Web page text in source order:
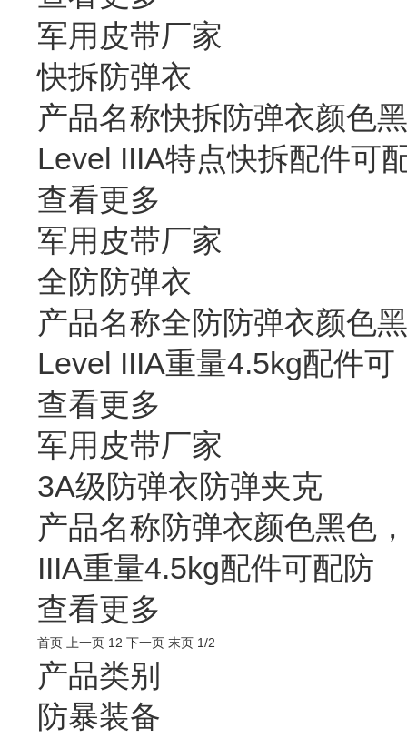
军用皮带厂家
快拆防弹衣
产品名称快拆防弹衣颜色
Level IIIA特点快拆配件可
查看更多
军用皮带厂家
全防防弹衣
产品名称全防防弹衣颜色
Level IIIA重量4.5kg配件可
查看更多
军用皮带厂家
3A级防弹衣防弹夹克
产品名称防弹衣颜色黑色
IIIA重量4.5kg配件可配防
查看更多
首页 上一页 12 下一页 末页 1/2
产品类别
防暴装备